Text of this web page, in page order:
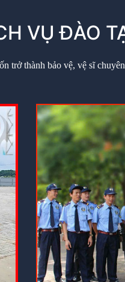
VỤ ĐÀO
trở thành bảo vệ, vệ sĩ